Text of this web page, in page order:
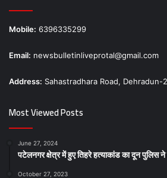
Mobile: 6396335299
Email: newsbulletinliveprotal@gmail.com
Address: Sahastradhara Road, Dehradun-
Most Viewed Posts
June 27, 2024
पटेलनगर क्षेत्र में हुए तिहरे हत्याकांड का दून पुलिस
October 27, 2023